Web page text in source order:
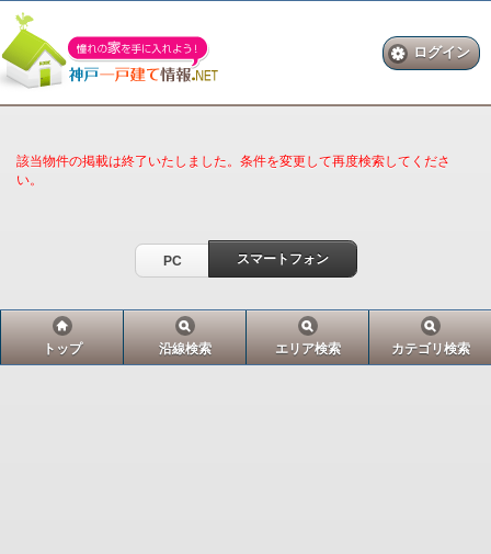
ログイン
該当物件の掲載は終了いたしました。条件を変更して再度検索してくださ
い。
PC スマートフォン
トップ 沿線検索 エリア検索 カテゴリ検索